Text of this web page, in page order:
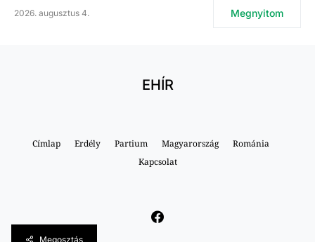
2026. augusztus 4. Megnyitom
EHÍR
Címlap Erdély Partium Magyarország
Románia
Kapcsolat
Megosztás